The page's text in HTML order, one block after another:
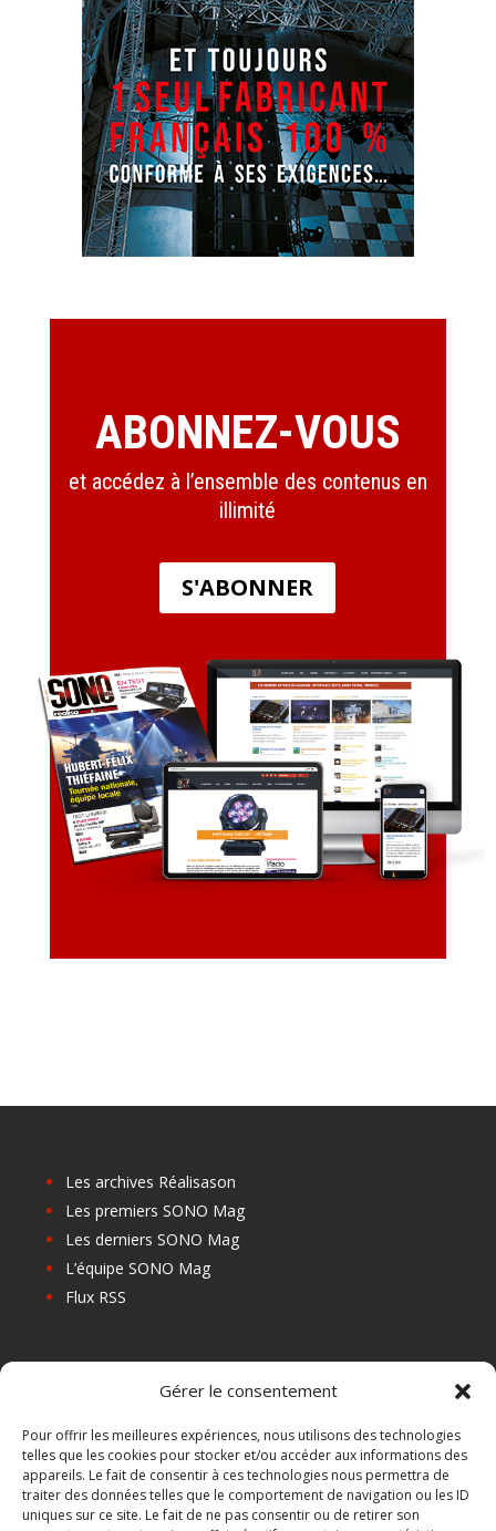
Gérer le consentement
Pour offrir les meilleures expériences, nous utilisons des technologies
telles que les cookies pour stocker et/ou accéder aux informations des
appareils. Le fait de consentir à ces technologies nous permettra de
traiter des données telles que le comportement de navigation ou les ID
uniques sur ce site. Le fait de ne pas consentir ou de retirer son
ABONNEZ-VOUS
et accédez à l’ensemble des contenus en
illimité
S'ABONNER
Les archives Réalisason
Les premiers SONO Mag
Les derniers SONO Mag
L’équipe SONO Mag
Flux RSS
Les Centres de Formation
Les Points Relais
Localiser Point Relais
Mon Compte